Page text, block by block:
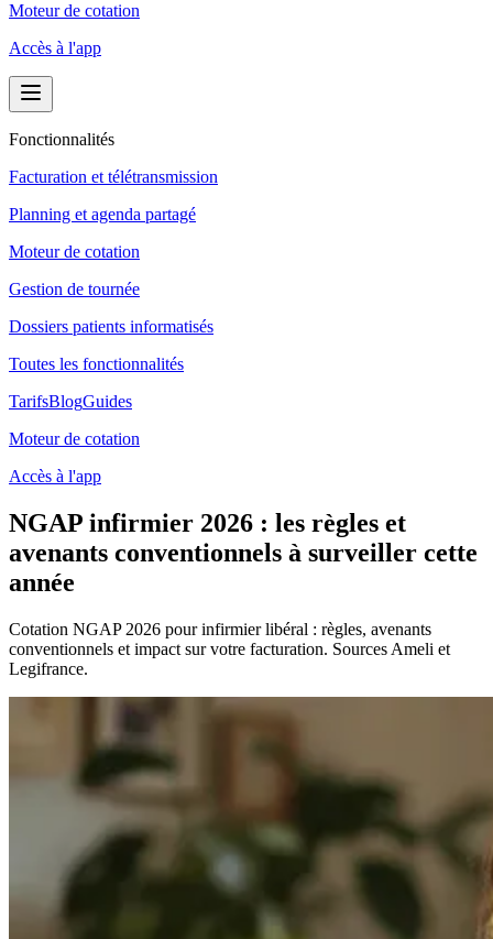
Moteur de cotation
Accès à l'app
Fonctionnalités
Facturation et télétransmission
Planning et agenda partagé
Moteur de cotation
Gestion de tournée
Dossiers patients informatisés
Toutes les fonctionnalités
TarifsBlogGuides
Moteur de cotation
Accès à l'app
NGAP infirmier 2026 : les règles et
avenants conventionnels à surveiller cette
année
Cotation NGAP 2026 pour infirmier libéral : règles, avenants
conventionnels et impact sur votre facturation. Sources Ameli et
Legifrance.